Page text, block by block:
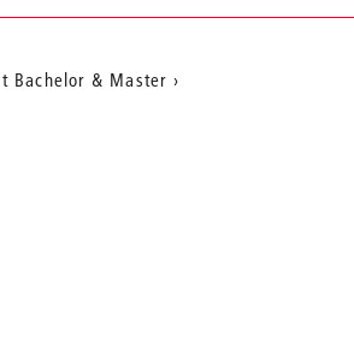
Bachelor & Master